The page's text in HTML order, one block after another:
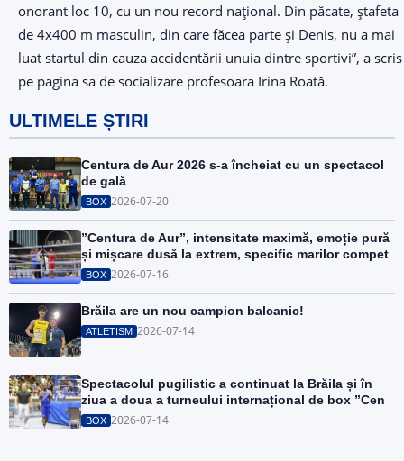
onorant loc 10, cu un nou record național. Din păcate, ștafeta
de 4x400 m masculin, din care făcea parte și Denis, nu a mai
luat startul din cauza accidentării unuia dintre sportivi”, a scris
pe pagina sa de socializare profesoara Irina Roată.
ULTIMELE ȘTIRI
Centura de Aur 2026 s-a încheiat cu un spectacol
de gală
BOX 2026-07-20
”Centura de Aur”, intensitate maximă, emoție pură
și mișcare dusă la extrem, specific marilor compet
BOX 2026-07-16
Brăila are un nou campion balcanic!
ATLETISM 2026-07-14
Spectacolul pugilistic a continuat la Brăila și în
ziua a doua a turneului internațional de box ”Cen
BOX 2026-07-14